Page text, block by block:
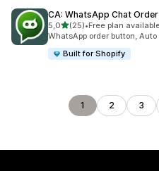
CA: WhatsApp Chat
5,05 yıldız üzerinden
(25)
toplam 25 değerlendirme
•Free plan
WhatsApp order button,
Built for Shopify
1 2 3